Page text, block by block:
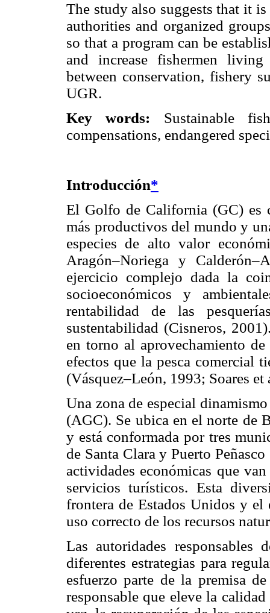
The study also suggests that it
authorities and organized
so that a program can be
and increase fishermen
between conservation, fishery
UGR.
Key words: Sustainable
compensations, endangered
Introducción*
El Golfo de California (GC) es
más productivos del mundo y
especies de alto valor
Aragón–Noriega y
ejercicio complejo dada la
socioeconómicos y
rentabilidad de las
sustentabilidad (Cisneros,
en torno al aprovechamiento
efectos que la pesca comercial
(Vásquez–León, 1993; Soares et
Una zona de especial
(AGC). Se ubica en el norte de
y está conformada por tres
de Santa Clara y Puerto
actividades económicas que
servicios turísticos. Esta
frontera de Estados Unidos y el
uso correcto de los recursos
Las autoridades responsables
diferentes estrategias para
esfuerzo parte de la premisa
responsable que eleve la